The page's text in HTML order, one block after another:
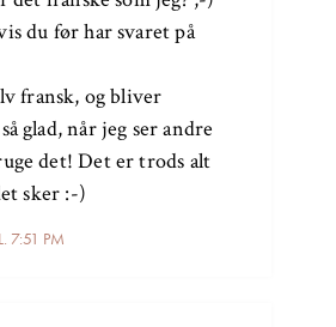
7:51 PM
du før har svaret på
fransk, og bliver
glad, når jeg ser andre
det! Det er trods alt
sker :-)